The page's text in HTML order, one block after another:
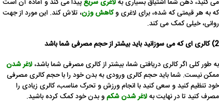
که به هر قیمتی که شده، برای لاغری وکاهش وزن، تلاش کند. این مورد از جهت
روانی، خیلی کمک می کند.
2) کالری ای که می سوزانید باید بیشتر از حجم مصرفی شما باشد
به طور کلی اگر کالری دریافتی شما، بیشتر از کالری مصرفی شما باشد، لاغر شدن
ممکن نیست. شما باید حجم کالری ورودی به بدن خود را با حجم کالری مصرفی
خود تنظیم کنید و سعی کنید با انجام ورزش و تحرک مناسب، کالری زیادی را
مصرف کنید تا در نهایت بهلاغر شدن شکمو بدن خود کمک کرده باشید.